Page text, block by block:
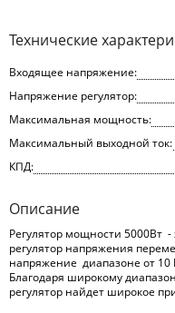
Технические
Входящее напряжение:
Напряжение регулятор:
Максимальная мощность:
Максимальный выходной ток:
КПД:
Описание
Регулятор мощности 5000Вт
регулятор напряжения
напряжение диапазоне от 10
Благодаря широкому
регулятор найдет широкое